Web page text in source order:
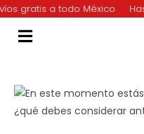
gratis a todo México Hasta